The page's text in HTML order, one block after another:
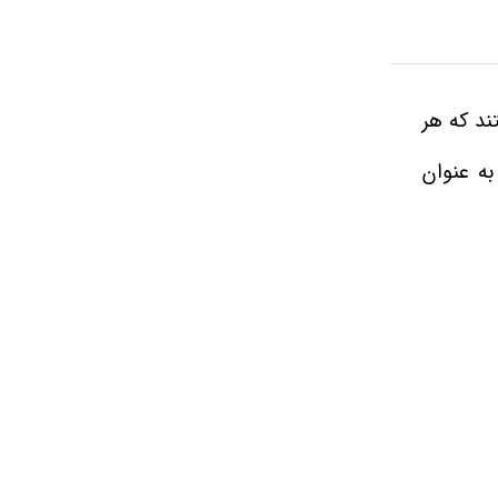
که هر
عنوان